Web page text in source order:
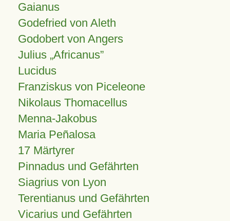
Gaianus
Godefried von Aleth
Godobert von Angers
Julius Africanus
Lucidus
Franziskus von Piceleone
Nikolaus Thomacellus
Menna-Jakobus
Maria Peñalosa
17 Märtyrer
Pinnadus und Gefährten
Siagrius von Lyon
Terentianus und Gefährten
Vicarius und Gefährten